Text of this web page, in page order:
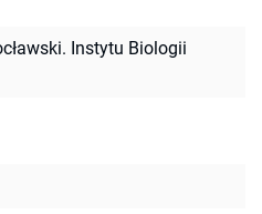
Instytu Biologii